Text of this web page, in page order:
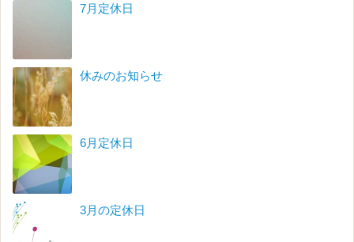
7月定休日
休みのお知らせ
6月定休日
3月の定休日